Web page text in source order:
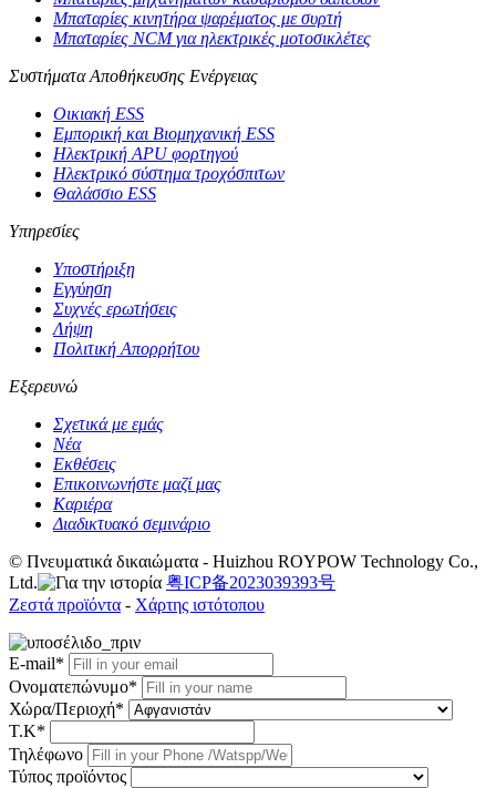
Μπαταρίες κινητήρα ψαρέματος με συρτή
Μπαταρίες NCM για ηλεκτρικές μοτοσικλέτες
Συστήματα Αποθήκευσης Ενέργειας
Οικιακή ESS
Εμπορική και Βιομηχανική ESS
Ηλεκτρική APU φορτηγού
Ηλεκτρικό σύστημα τροχόσπιτων
Θαλάσσιο ESS
Υπηρεσίες
Υποστήριξη
Εγγύηση
Συχνές ερωτήσεις
Λήψη
Πολιτική Απορρήτου
Εξερευνώ
Σχετικά με εμάς
Νέα
Εκθέσεις
Επικοινωνήστε μαζί μας
Καριέρα
Διαδικτυακό σεμινάριο
© Πνευματικά δικαιώματα - Huizhou ROYPOW Technology Co.,
Ltd.
粤ICP备2023039393号
Ζεστά προϊόντα - Χάρτης ιστότοπου
E-mail*
Ονοματεπώνυμο*
Χώρα/Περιοχή*
Τ.Κ*
Τηλέφωνο
Τύπος προϊόντος